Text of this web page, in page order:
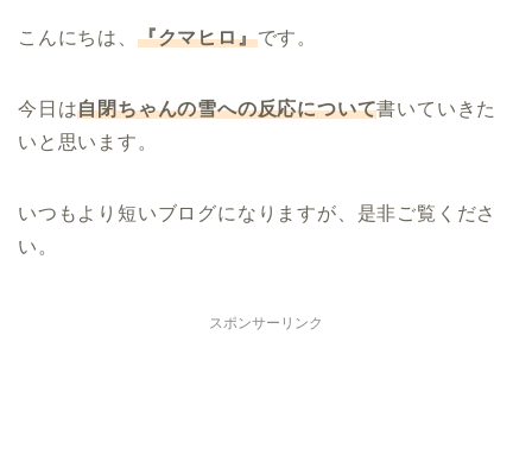
こんにちは、 『クマヒロ』です。
今日は自閉ちゃんの雪への反応について書いていきた
いと思います。
いつもより短いブログになりますが、是非ご覧くださ
い。
スポンサーリンク